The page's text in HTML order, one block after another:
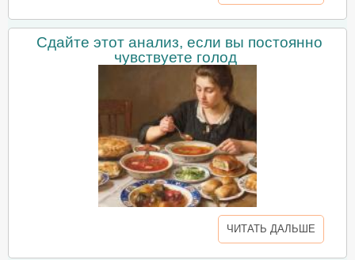
Сдайте этот анализ, если вы постоянно
чувствуете голод
ЧИТАТЬ ДАЛЬШЕ